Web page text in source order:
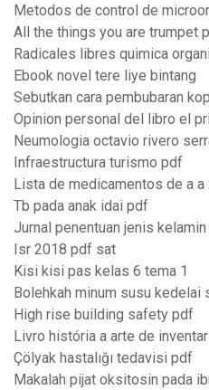
Metodos de control de
All the things you are trumpet
Radicales libres quimica
Ebook novel tere liye bintang
Sebutkan cara pembubaran
Opinion personal del libro el
Neumologia octavio rivero
Infraestructura turismo pdf
Lista de medicamentos de a
Tb pada anak idai pdf
Jurnal penentuan jenis
Isr 2018 pdf sat
Kisi kisi pas kelas 6 tema 1
Bolehkah minum susu kedelai
High rise building safety pdf
Livro história a arte de
Çölyak hastalığı tedavisi pdf
Makalah pijat oksitosin pada